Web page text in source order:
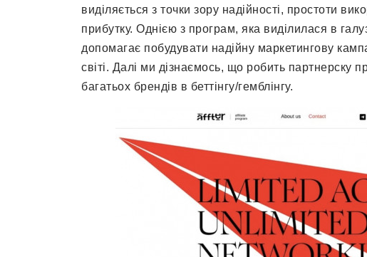
виділяється з точки зору надійності, простоти
прибутку. Однією з програм, яка виділилася в
допомагає побудувати надійну маркетингову
світі. Далі ми дізнаємось, що робить партнерску
багатьох брендів в беттінгу/гемблінгу.